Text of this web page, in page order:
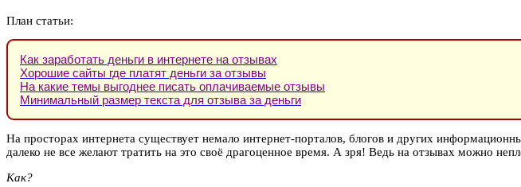
План статьи:
Как заработать деньги в интернете на отзывах
Хорошие сайты где платят деньги за отзывы
На какие темы выгоднее писать оплачиваемые отзывы
Минимальный размер текста для отзыва за деньги
На просторах интернета существует немало интернет-порталов, блогов и других
далеко не все желают тратить на это своё драгоценное время. А зря! Ведь на отзывах можно
Как?